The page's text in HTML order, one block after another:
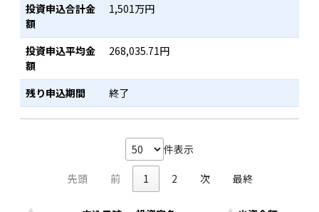
投資申込合計金
額
1,501万円
投資申込平均金
額
268,035.71円
残り申込期間 終了
件表示
先頭 前 1 2 次 最終